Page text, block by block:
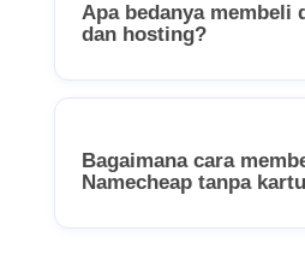
Apa bedanya membeli
dan hosting?
Bagaimana cara
Namecheap tanpa